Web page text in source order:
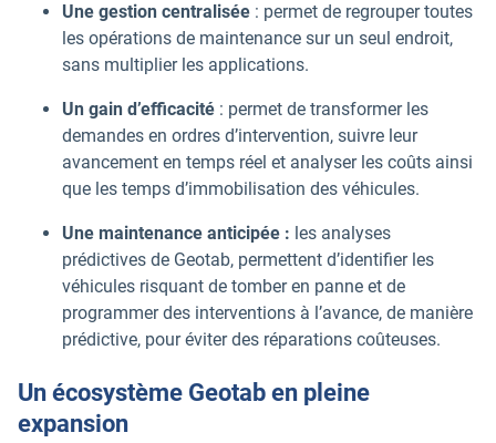
Une gestion centralisée : permet de regrouper toutes
les opérations de maintenance sur un seul endroit,
sans multiplier les applications.
Un gain d’efficacité : permet de transformer les
demandes en ordres d’intervention, suivre leur
avancement en temps réel et analyser les coûts ainsi
que les temps d’immobilisation des véhicules.
Une maintenance anticipée : les analyses
prédictives de Geotab, permettent d’identifier les
véhicules risquant de tomber en panne et de
programmer des interventions à l’avance, de manière
prédictive, pour éviter des réparations coûteuses.
Un écosystème Geotab en pleine
expansion